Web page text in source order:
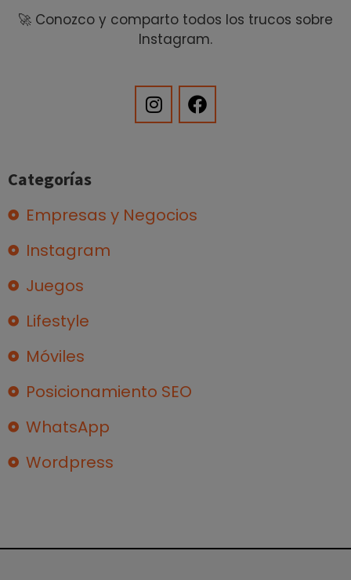
🚀 Conozco y comparto todos los trucos sobre
Instagram.
Categorías
Empresas y Negocios
Instagram
Juegos
Lifestyle
Móviles
Posicionamiento SEO
WhatsApp
Wordpress